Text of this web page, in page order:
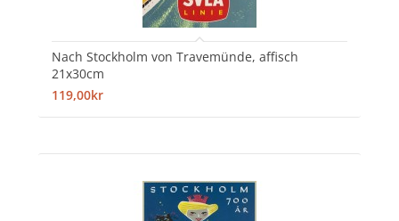
Nach Stockholm von Travemünde, affisch
21x30cm
119,00kr